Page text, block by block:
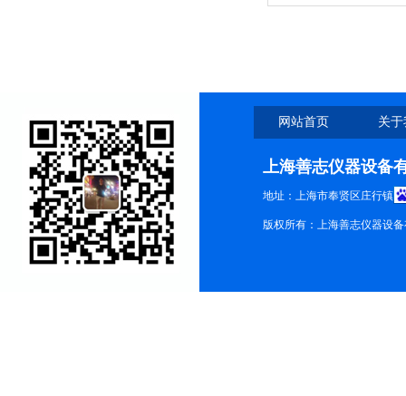
网站首页 关
上海善志仪器设备
地址：上海市奉贤区庄行镇
版权所有：上海善志仪器设